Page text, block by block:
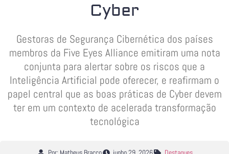
Cyber
Gestoras de Segurança Cibernética dos países
membros da Five Eyes Alliance emitiram uma nota
conjunta para alertar sobre os riscos que a
Inteligência Artificial pode oferecer, e reafirmam o
papel central que as boas práticas de Cyber devem
ter em um contexto de acelerada transformação
tecnológica